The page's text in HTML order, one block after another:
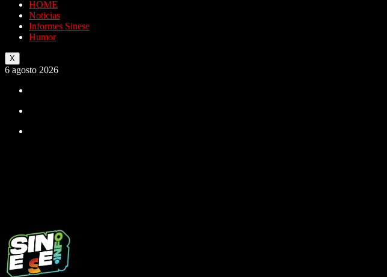
HOME
Noticias
Informes Sinese
Humor
X
6 agosto 2026